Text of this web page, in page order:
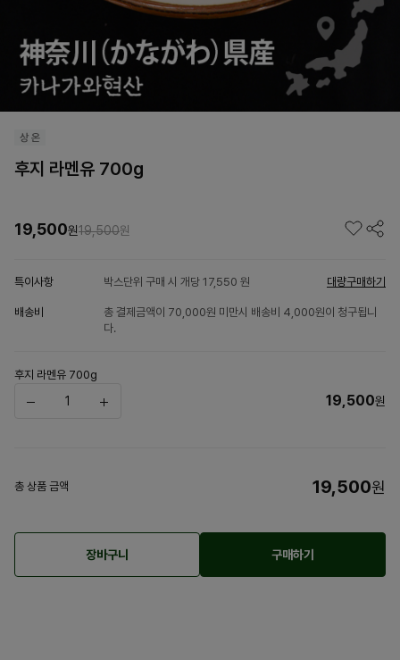
후지 라멘유 700g
19,500원19,500원
특이사항 박스단위 구매 시 개당 17,550 원 대량구매하기
배송비
총 결제금액이 70,000원 미만시 배송비 4,000원이 청구됩니
다.
후지 라멘유 700g
19,500원
총 상품 금액 19,500원
장바구니 구매하기